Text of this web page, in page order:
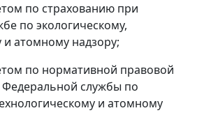
по страхованию при
по экологическому,
и атомному надзору;
по нормативной правовой
Федеральной службы по
и атомному